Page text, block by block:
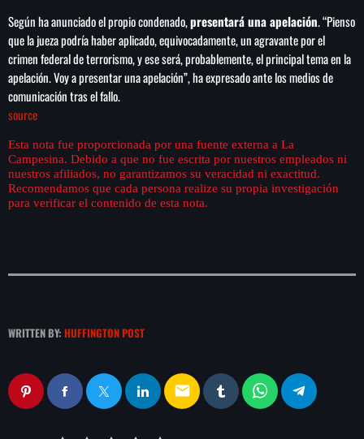
Milei celebra ‘visita histórica’ del papa León
XIV en noviembre
Federación Venezolana reafirma su apoyo a
Infantino en medio de polémica comercial
Según ha anunciado el propio condenado,presentará una apelación. “Pienso
que la jueza podría haber aplicado, equivocadamente, un agravante por el
crimen federal de terrorismo, y ese será, probablemente, el principal tema en la
apelación. Voy a presentar una apelación”, ha expresado ante los medios de
comunicación tras el fallo.
source
Esta nota fue proporcionada por una fuente externa a La
Campesina. Debido a que no fue escrita por nuestros empleados ni
nuestros afiliados, no garantizamos su veracidad ni exactitud.
Recomendamos que cada persona realize su propia investigación
para verificar el contenido de esta nota.
WRITTEN BY: HUFFINGTON POST
email